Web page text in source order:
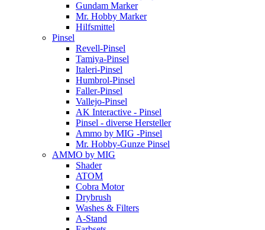
Gundam Marker
Mr. Hobby Marker
Hilfsmittel
Pinsel
Revell-Pinsel
Tamiya-Pinsel
Italeri-Pinsel
Humbrol-Pinsel
Faller-Pinsel
Vallejo-Pinsel
AK Interactive - Pinsel
Pinsel - diverse Hersteller
Ammo by MIG -Pinsel
Mr. Hobby-Gunze Pinsel
AMMO by MIG
Shader
ATOM
Cobra Motor
Drybrush
Washes & Filters
A-Stand